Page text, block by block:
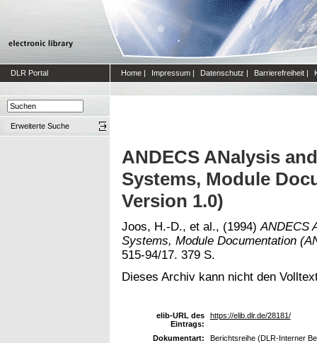
DLR Portal Home | Impressum | Datenschutz | Barrierefreiheit |
Erweiterte Suche
ANDECS ANalysis
Systems, Module
Version 1.0)
Joos, H.-D., et al., (1994) ANDECS
Systems, Module Documentation
515-94/17. 379 S.
Dieses Archiv kann nicht den
elib-URL des
Eintrags:
https://elib.dlr.de/28181/
Dokumentart:
Berichtsreihe (DLR-Interner